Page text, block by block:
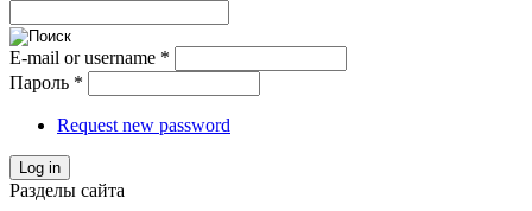
E-mail or username *
Пароль *
Request new password
Log in
Разделы сайта